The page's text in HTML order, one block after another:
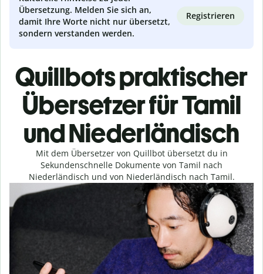
Übersetzung. Melden Sie sich an,
damit Ihre Worte nicht nur übersetzt,
sondern verstanden werden.
Registrieren
Quillbots praktischer
Übersetzer für Tamil
und Niederländisch
Mit dem Übersetzer von Quillbot übersetzt du in
Sekundenschnelle Dokumente von Tamil nach
Niederländisch und von Niederländisch nach Tamil.